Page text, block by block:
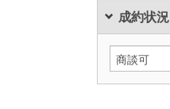
成約状況